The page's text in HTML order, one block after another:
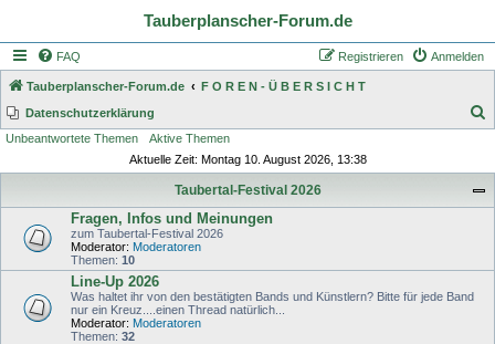
Tauberplanscher-Forum.de
FAQ Anmelden
Registrieren
Tauberplanscher-Forum.de
F O R E N - Ü B E R S I C H T
Datenschutzerklärung
Unbeantwortete Themen
Aktive Themen
Aktuelle Zeit: Montag 10. August 2026, 13:38
Taubertal-Festival 2026
Fragen, Infos und Meinungen
zum Taubertal-Festival 2026
Moderator: Moderatoren
Themen: 10
Line-Up 2026
Was haltet ihr von den bestätigten Bands und Künstlern? Bitte für jede Band
nur ein Kreuz....einen Thread natürlich...
Moderator: Moderatoren
Themen: 32